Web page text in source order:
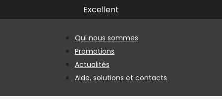
Passer au contenu principal
Passer au pied de page
Excellent
Qui nous sommes
Promotions
Actualités
Aide, solutions et contacts